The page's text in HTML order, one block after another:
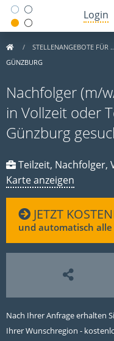
Login
STELLENANGEBOTE FÜR
GÜNZBURG
Nachfolger (m/
in Vollzeit oder
Günzburg
Teilzeit, Nachfolger,
Karte anzeigen
JETZT
und automatisch alle
Nach Ihrer Anfrage erhalten
Ihrer Wunschregion -